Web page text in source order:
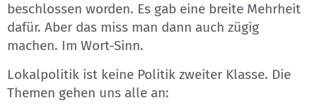
beschlossen worden. Es gab eine breite Mehrheit
dafür. Aber das miss man dann auch zügig
machen. Im Wort-Sinn.
Lokalpolitik ist keine Politik zweiter Klasse. Die
Themen gehen uns alle an: